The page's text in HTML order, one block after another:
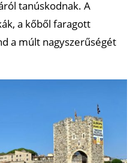
tanúskodnak. A
a kőből faragott
a múlt nagyszerűségét